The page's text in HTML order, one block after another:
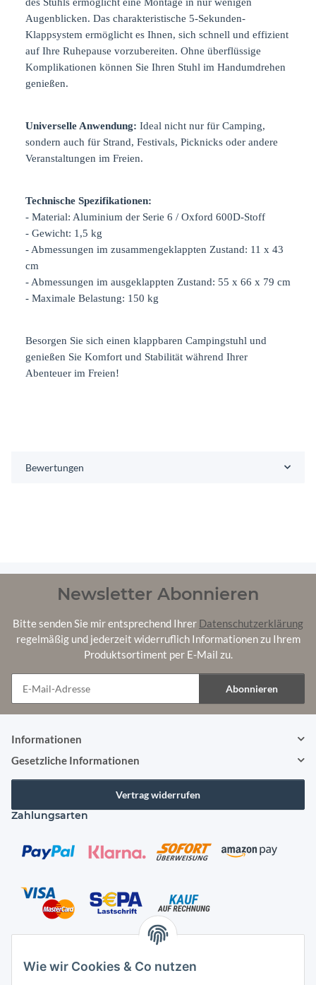
Wie wir Cookies & Co nutzen
Augenblicken. Das charakteristische 5-Sekunden-
Klappsystem ermöglicht es Ihnen, sich schnell und effizient
auf Ihre Ruhepause vorzubereiten. Ohne überflüssige
Komplikationen können Sie Ihren Stuhl im Handumdrehen
genießen.
Universelle Anwendung: Ideal nicht nur für Camping,
sondern auch für Strand, Festivals, Picknicks oder andere
Veranstaltungen im Freien.
Technische Spezifikationen:
- Material: Aluminium der Serie 6 / Oxford 600D-Stoff
- Gewicht: 1,5 kg
- Abmessungen im zusammengeklappten Zustand: 11 x 43
cm
- Abmessungen im ausgeklappten Zustand: 55 x 66 x 79 cm
- Maximale Belastung: 150 kg
Besorgen Sie sich einen klappbaren Campingstuhl und
genießen Sie Komfort und Stabilität während Ihrer
Abenteuer im Freien!
Bewertungen
Newsletter Abonnieren
Bitte senden Sie mir entsprechend Ihrer Datenschutzerklärung
regelmäßig und jederzeit widerruflich Informationen zu Ihrem
Produktsortiment per E-Mail zu.
Abonnieren
Informationen
Gesetzliche Informationen
Vertrag widerrufen
Zahlungsarten